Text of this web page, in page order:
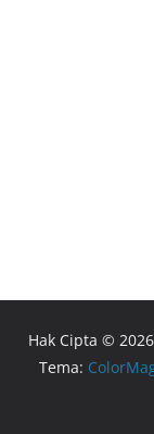
Hak Cipta © 2026
Tema: